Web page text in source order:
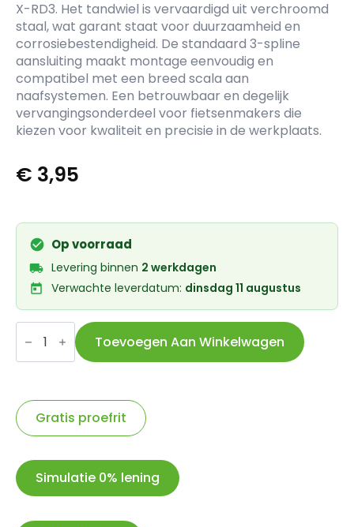
X-RD3. Het tandwiel is vervaardigd uit verchroomd
staal, wat garant staat voor duurzaamheid en
corrosiebestendigheid. De standaard 3-spline
aansluiting maakt montage eenvoudig en
compatibel met een breed scala aan
naafsystemen. Een betrouwbaar en degelijk
vervangingsonderdeel voor fietsenmakers die
kiezen voor kwaliteit en precisie in de werkplaats.
€ 3,95
Op voorraad
Levering binnen 2 werkdagen
Verwachte leverdatum: dinsdag 11 augustus
SA
tandwiel
1/8
aantal
Toevoegen Aan Winkelwagen
Gratis proefrit
Simulatie 0% lening